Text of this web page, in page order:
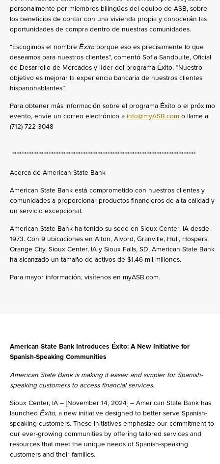
personalmente por miembros bilingües del equipo de ASB, sobre
los beneficios de contar con una vivienda propia y conocerán las
oportunidades de compra dentro de nuestras comunidades.
“Escogimos el nombre Éxito porque eso es precisamente lo que
deseamos para nuestros clientes”, comentó Sofia Sandbulte, Oficial
de Desarrollo de Mercados y líder del programa Éxito. “Nuestro
objetivo es mejorar la experiencia bancaria de nuestros clientes
hispanohablantes”.
Para obtener más información sobre el programa Éxito o el próximo
evento, envíe un correo electrónico a info@myASB.com o llame al
(712) 722-3048
***************************************************************************
Acerca de American State Bank
American State Bank está comprometido con nuestros clientes y
comunidades a proporcionar productos financieros de alta calidad y
un servicio excepcional.
American State Bank ha tenido su sede en Sioux Center, IA desde
1973. Con 9 ubicaciones en Alton, Alvord, Granville, Hull, Hospers,
Orange City, Sioux Center, IA y Sioux Falls, SD, American State Bank
ha alcanzado un tamaño de activos de $1.46 mil millones.
Para mayor información, visítenos en myASB.com.
American State Bank Introduces Éxito: A New Initiative for
Spanish-Speaking Communities
American State Bank is making it easier and simpler for Spanish-
speaking customers to access financial services.
Sioux Center, IA – [November 14, 2024] – American State Bank has
launched Éxito, a new initiative designed to better serve Spanish-
speaking customers. These initiatives emphasize our commitment to
our ever-growing communities by offering tailored services and
resources that meet the unique needs of Spanish-speaking
customers and their families.